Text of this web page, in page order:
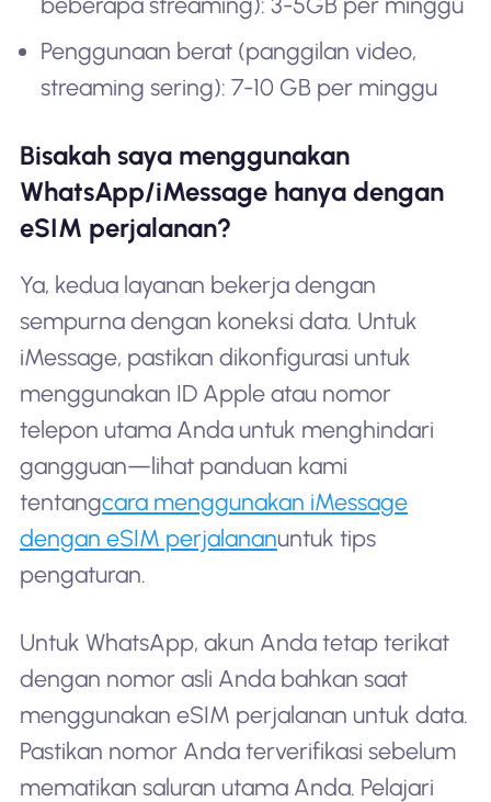
Penggunaan berat (panggilan video,
streaming sering): 7-10 GB per minggu
Bisakah saya menggunakan
WhatsApp/iMessage hanya dengan
eSIM perjalanan?
Ya, kedua layanan bekerja dengan
sempurna dengan koneksi data. Untuk
iMessage, pastikan dikonfigurasi untuk
menggunakan ID Apple atau nomor
telepon utama Anda untuk menghindari
gangguan—lihat panduan kami
tentangcara menggunakan iMessage
dengan eSIM perjalananuntuk tips
pengaturan.
Untuk WhatsApp, akun Anda tetap terikat
dengan nomor asli Anda bahkan saat
menggunakan eSIM perjalanan untuk data.
Pastikan nomor Anda terverifikasi sebelum
mematikan saluran utama Anda. Pelajari